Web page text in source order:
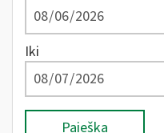
Iki
Paieška